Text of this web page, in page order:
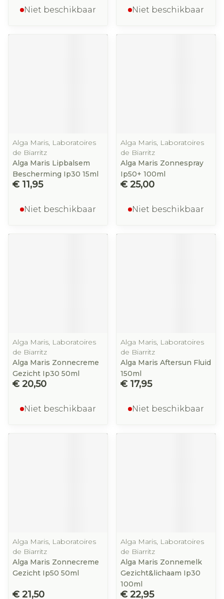
Niet beschikbaar Niet beschikbaar
Alga Maris, Laboratoires
de Biarritz
Alga Maris Lipbalsem
Bescherming Ip30 15ml
€ 11,95
Niet beschikbaar
Alga Maris, Laboratoires
de Biarritz
Alga Maris Zonnespray
Ip50+ 100ml
€ 25,00
Niet beschikbaar
Alga Maris, Laboratoires
de Biarritz
Alga Maris Zonnecreme
Gezicht Ip30 50ml
€ 20,50
Niet beschikbaar
Alga Maris, Laboratoires
de Biarritz
Alga Maris Aftersun Fluid
150ml
€ 17,95
Niet beschikbaar
Alga Maris, Laboratoires
de Biarritz
Alga Maris Zonnecreme
Gezicht Ip50 50ml
€ 21,50
Alga Maris, Laboratoires
de Biarritz
Alga Maris Zonnemelk
Gezicht&lichaam Ip30
100ml
€ 22,95